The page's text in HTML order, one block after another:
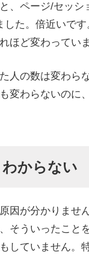
、ページ/セッ
した。倍近いで
ほど変わってい
人の数は変わら
変わらないのに
からない
因が分かりませ
そういったこと
していません。